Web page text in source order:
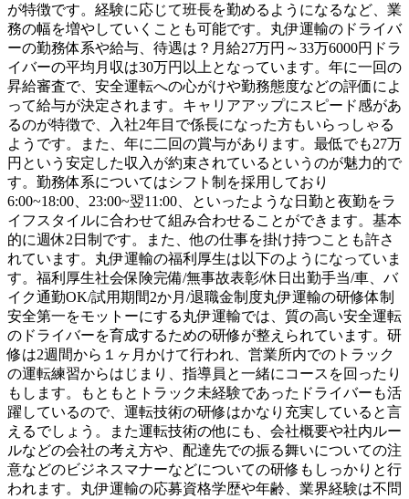
が特徴です。経験に応じて班長を勤めるようになるなど、業
務の幅を増やしていくことも可能です。丸伊運輸のドライバ
ーの勤務体系や給与、待遇は？月給27万円～33万6000円ドラ
イバーの平均月収は30万円以上となっています。年に一回の
昇給審査で、安全運転への心がけや勤務態度などの評価によ
って給与が決定されます。キャリアアップにスピード感があ
るのが特徴で、入社2年目で係長になった方もいらっしゃる
ようです。また、年に二回の賞与があります。最低でも27万
円という安定した収入が約束されているというのが魅力的で
す。勤務体系についてはシフト制を採用しており
6:00~18:00、23:00~翌11:00、といったような日勤と夜勤をラ
イフスタイルに合わせて組み合わせることができます。基本
的に週休2日制です。また、他の仕事を掛け持つことも許さ
れています。丸伊運輸の福利厚生は以下のようになっていま
す。福利厚生社会保険完備/無事故表彰/休日出勤手当/車、バ
イク通勤OK/試用期間2か月/退職金制度丸伊運輸の研修体制
安全第一をモットーにする丸伊運輸では、質の高い安全運転
のドライバーを育成するための研修が整えられています。研
修は2週間から１ヶ月かけて行われ、営業所内でのトラック
の運転練習からはじまり、指導員と一緒にコースを回ったり
もします。もともとトラック未経験であったドライバーも活
躍しているので、運転技術の研修はかなり充実していると言
えるでしょう。また運転技術の他にも、会社概要や社内ルー
ルなどの会社の考え方や、配達先での振る舞いについての注
意などのビジネスマナーなどについての研修もしっかりと行
われます。丸伊運輸の応募資格学歴や年齢、業界経験は不問